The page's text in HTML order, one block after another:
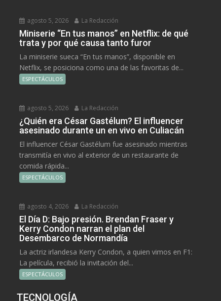
agosto 5, 2026 La Redacción
Miniserie “En tus manos” en Netflix: de qué
trata y por qué causa tanto furor
La miniserie sueca “En tus manos”, disponible en
Netflix, se posiciona como una de las favoritas de...
ESPECTÁCULOS
agosto 5, 2026 La Redacción
¿Quién era César Gastélum? El influencer
asesinado durante un en vivo en Culiacán
El influencer César Gastélum fue asesinado mientras
transmitía en vivo al exterior de un restaurante de
comida rápida...
ESPECTÁCULOS
agosto 4, 2026 La Redacción
El Día D: Bajo presión. Brendan Fraser y
Kerry Condon narran el plan del
Desembarco de Normandía
La actriz irlandesa Kerry Condon, a quien vimos en F1:
La película, recibió la invitación del...
ESPECTÁCULOS
TECNOLOGÍA